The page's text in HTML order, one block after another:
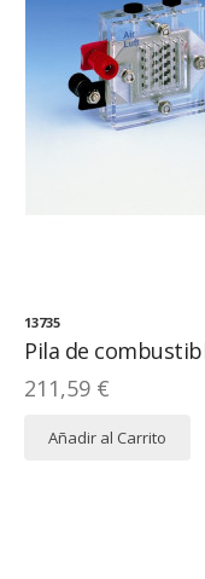
13735
Pila de
211,59 €
Añadir al Carrito